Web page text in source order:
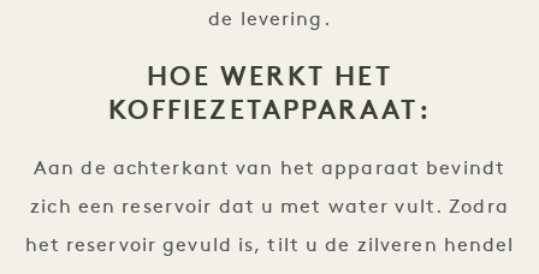
de levering.
HOE WERKT HET
KOFFIEZETAPPARAAT:
Aan de achterkant van het apparaat bevindt
zich een reservoir dat u met water vult. Zodra
het reservoir gevuld is, tilt u de zilveren hendel